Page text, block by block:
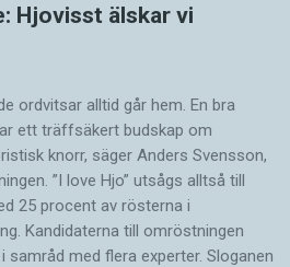
Hjovisst älskar vi
ordvitsar alltid går hem. En bra
ett träffsäkert budskap om
knorr, säger Anders Svensson,
”I love Hjo” utsågs alltså till
25 procent av rösterna i
Kandidaterna till omröstningen
med flera experter. Sloganen